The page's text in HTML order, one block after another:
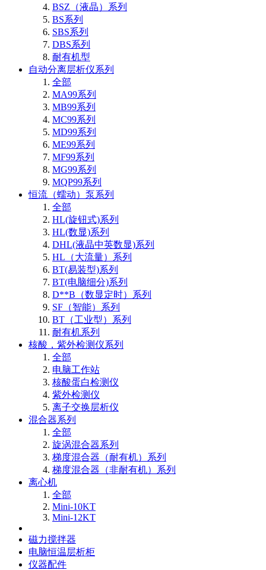
BSZ（液晶）系列
BS系列
SBS系列
DBS系列
耐有机型
自动分离层析仪系列
全部
MA99系列
MB99系列
MC99系列
MD99系列
ME99系列
MF99系列
MG99系列
MQP99系列
恒流（蠕动）泵系列
全部
HL(旋钮式)系列
HL(数显)系列
DHL(液晶中英数显)系列
HL（大流量）系列
BT(易装型)系列
BT(电脑细分)系列
D**B（数显定时）系列
SF（智能）系列
BT（工业型）系列
耐有机系列
核酸，紫外检测仪系列
全部
电脑工作站
核酸蛋白检测仪
紫外检测仪
离子交换层析仪
混合器系列
全部
旋涡混合器系列
梯度混合器（耐有机）系列
梯度混合器（非耐有机）系列
离心机
全部
Mini-10KT
Mini-12KT
磁力搅拌器
电脑恒温层析柜
仪器配件